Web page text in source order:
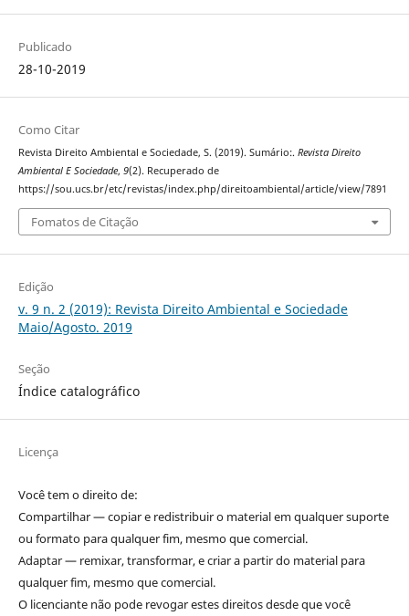
Publicado
28-10-2019
Como Citar
Revista Direito Ambiental e Sociedade, S. (2019). Sumário:. Revista Direito
Ambiental E Sociedade, 9(2). Recuperado de
https://sou.ucs.br/etc/revistas/index.php/direitoambiental/article/view/7891
Fomatos de Citação
Edição
v. 9 n. 2 (2019): Revista Direito Ambiental e Sociedade
Maio/Agosto. 2019
Seção
Índice catalográfico
Licença
Você tem o direito de:
Compartilhar — copiar e redistribuir o material em qualquer suporte
ou formato para qualquer fim, mesmo que comercial.
Adaptar — remixar, transformar, e criar a partir do material para
qualquer fim, mesmo que comercial.
O licenciante não pode revogar estes direitos desde que você